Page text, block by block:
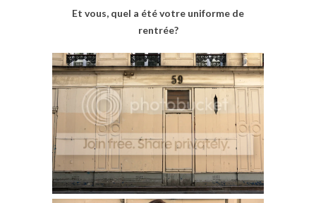
Et vous, quel a été votre uniforme de
rentrée?